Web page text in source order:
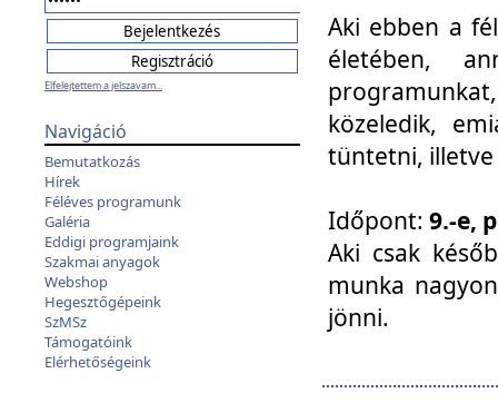
Elfelejtettem a jelszavam...
Navigáció
Bemutatkozás
Hírek
Féléves programunk
Galéria
Eddigi programjaink
Szakmai anyagok
Webshop
Hegesztőgépeink
SzMSz
Támogatóink
Elérhetőségeink
Aki ebben a
életében,
közeledik,
tüntetni, illetve
Időpont: 9.-e,
Aki csak
munka
jönni.